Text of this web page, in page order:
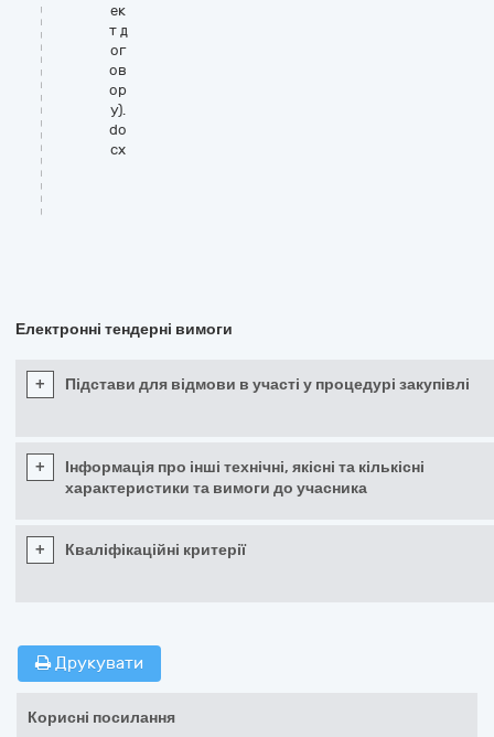
ек
т д
ог
ов
ор
у).
do
cx
Електронні тендерні вимоги
+ Підстави для відмови в участі у процедурі закупівлі
+
Інформація про інші технічні, якісні та кількісні
характеристики та вимоги до учасника
+ Кваліфікаційні критерії
Друкувати
Корисні посилання